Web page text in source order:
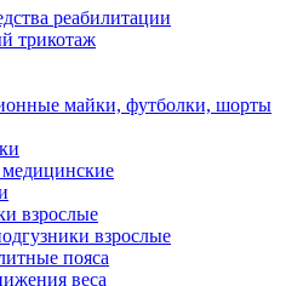
реабилитации
трикотаж
майки, футболки, шорты
взрослые
взрослые
пояса
веса